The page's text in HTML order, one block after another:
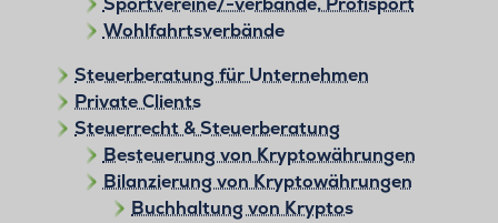
Wohlfahrtsverbände
Steuerberatung für Unternehmen
Private Clients
Steuerrecht & Steuerberatung
Besteuerung von Kryptowährungen
Bilanzierung von Kryptowährungen
Buchhaltung von Kryptos